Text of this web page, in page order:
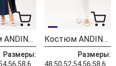
Костюм ANDINA 978
Размеры:
Костюм ANDINA 983
Размеры: